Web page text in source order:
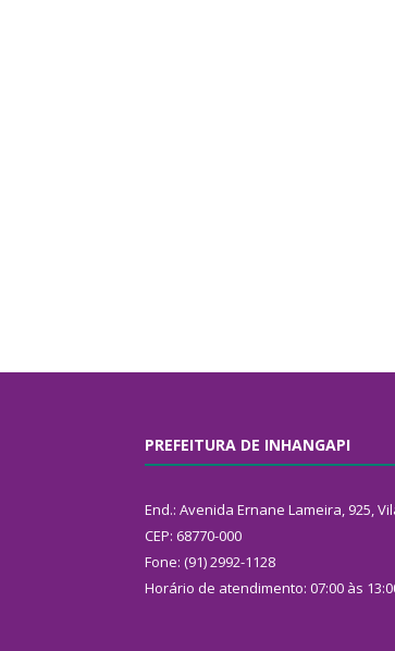
PREFEITURA DE INHANGAPI
End.: Avenida Ernane Lameira, 925,
CEP: 68770-000
Fone: (91) 2992-1128
Horário de atendimento: 07:00 às